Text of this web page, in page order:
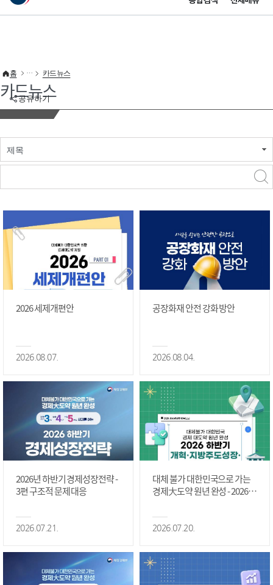
이 누리집은 대한민국 공식 전자정부 누리집입니다.
공유하기
홈 카드뉴스
카드뉴스
제목
2026 세제개편안
2026.08.07.
공장화재 안전 강화 방안
2026.08.04.
2026년 하반기 경제성장전략 -
3편 구조적 문제 대응
2026.07.21.
대체 불가 대한민국으로 가는
경제大도약 원년 완성 - 2026 하
정상화 #2편
2026.07.20.